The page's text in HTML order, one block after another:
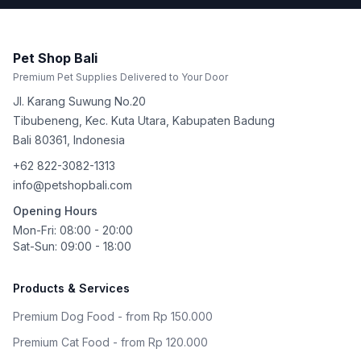
Pet Shop Bali
Premium Pet Supplies Delivered to Your Door
Jl. Karang Suwung No.20
Tibubeneng, Kec. Kuta Utara, Kabupaten Badung
Bali 80361 Indonesia
+62 822-3082-1313
info@petshopbali.com
Opening Hours
Mon-Fri: 08:00 - 20:00
Sat-Sun: 09:00 - 18:00
Products & Services
Premium Dog Food - from Rp 150.000
Premium Cat Food - from Rp 120.000